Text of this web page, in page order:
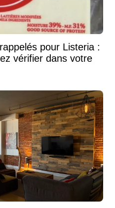
pour Listeria :
vérifier dans votre